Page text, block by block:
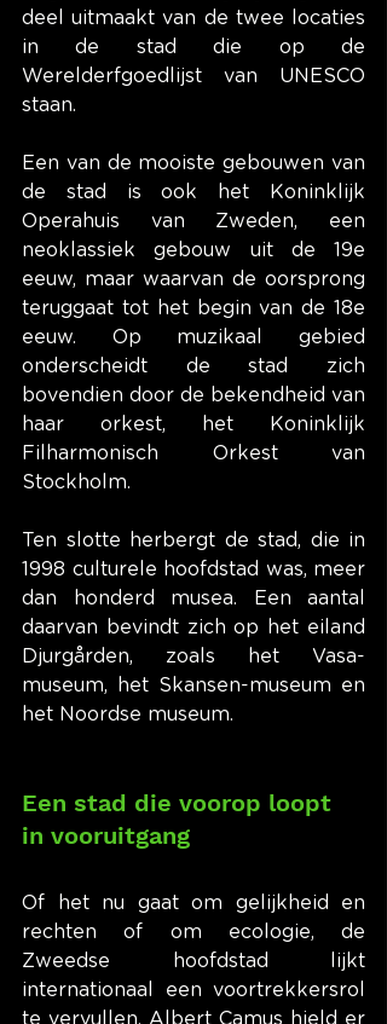
deel uitmaakt van de twee locaties
in de stad die op de
Werelderfgoedlijst van UNESCO
staan.
Een van de mooiste gebouwen van
de stad is ook het Koninklijk
Operahuis van Zweden, een
neoklassiek gebouw uit de 19e
eeuw, maar waarvan de oorsprong
teruggaat tot het begin van de 18e
eeuw. Op muzikaal gebied
onderscheidt de stad zich
bovendien door de bekendheid van
haar orkest, het Koninklijk
Filharmonisch Orkest van
Stockholm.
Ten slotte herbergt de stad, die in
1998 culturele hoofdstad was, meer
dan honderd musea. Een aantal
daarvan bevindt zich op het eiland
Djurgården, zoals het Vasa-
museum, het Skansen-museum en
het Noordse museum.
Een stad die voorop loopt
in vooruitgang
Of het nu gaat om gelijkheid en
rechten of om ecologie, de
Zweedse hoofdstad lijkt
internationaal een voortrekkersrol
te vervullen. Albert Camus hield er